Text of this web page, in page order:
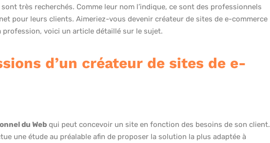
très recherchés. Comme leur nom l’indique, ce sont des professionnels
pour leurs clients. Aimeriez-vous devenir créateur de sites de e-commerce
voici un article détaillé sur le sujet.
d’un créateur de sites de e-
du Web qui peut concevoir un site en fonction des besoins de son client.
une étude au préalable afin de proposer la solution la plus adaptée à